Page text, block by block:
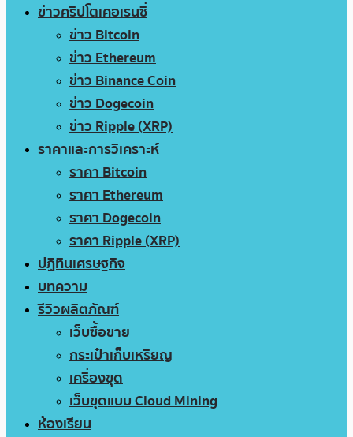
ข่าวคริปโตเคอเรนซี่
ข่าว Bitcoin
ข่าว Ethereum
ข่าว Binance Coin
ข่าว Dogecoin
ข่าว Ripple (XRP)
ราคาและการวิเคราะห์
ราคา Bitcoin
ราคา Ethereum
ราคา Dogecoin
ราคา Ripple (XRP)
ปฏิทินเศรษฐกิจ
บทความ
รีวิวผลิตภัณฑ์
เว็บซื้อขาย
กระเป๋าเก็บเหรียญ
เครื่องขุด
เว็บขุดแบบ Cloud Mining
ห้องเรียน